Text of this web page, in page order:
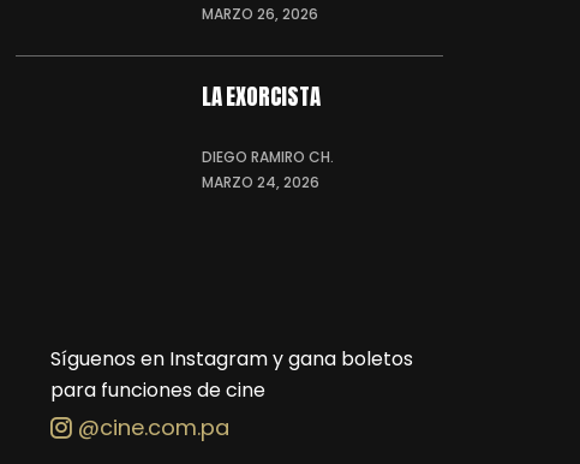
MARZO 26, 2026
LA EXORCISTA
DIEGO RAMIRO CH.
MARZO 24, 2026
Síguenos en Instagram y gana boletos
para funciones de cine
@cine.com.pa